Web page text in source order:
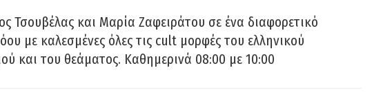
Τσουβέλας και Μαρία Ζαφειράτου σε ένα διαφορετικό
με καλεσμένες όλες τις cult μορφές του ελληνικού
και του θεάματος. Καθημερινά 08:00 με 10:00